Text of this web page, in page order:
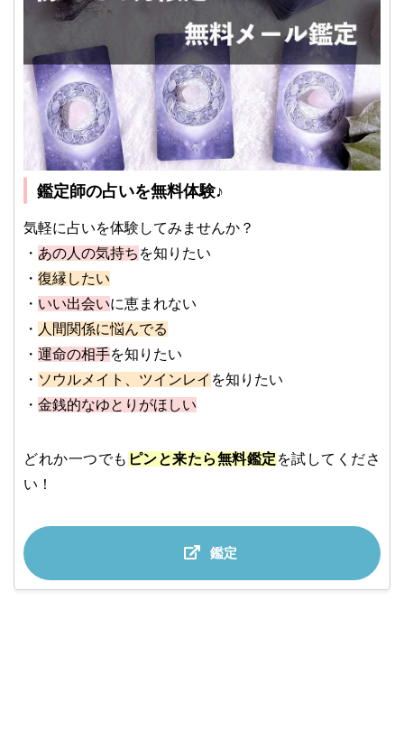
鑑定師の占いを無料体験♪
気軽に占いを体験してみませんか？
・ あの人の気持ち を知りたい
・ 復縁したい
・ いい出会いに恵まれない
・ 人間関係に悩んでる
・ 運命の相手を知りたい
・ ソウルメイト、ツインレイ を知りたい
・ 金銭的なゆとりがほしい
どれか一つでも ピンと来たら無料鑑定 を試してくださ
い！
鑑定